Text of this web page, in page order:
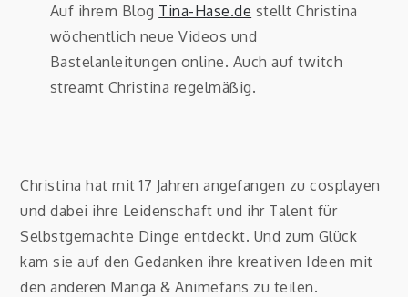
Auf ihrem Blog Tina-Hase.de stellt Christina
wöchentlich neue Videos und
Bastelanleitungen online. Auch auf twitch
streamt Christina regelmäßig.
Christina hat mit 17 Jahren angefangen zu cosplayen
und dabei ihre Leidenschaft und ihr Talent für
Selbstgemachte Dinge entdeckt. Und zum Glück
kam sie auf den Gedanken ihre kreativen Ideen mit
den anderen Manga & Animefans zu teilen.